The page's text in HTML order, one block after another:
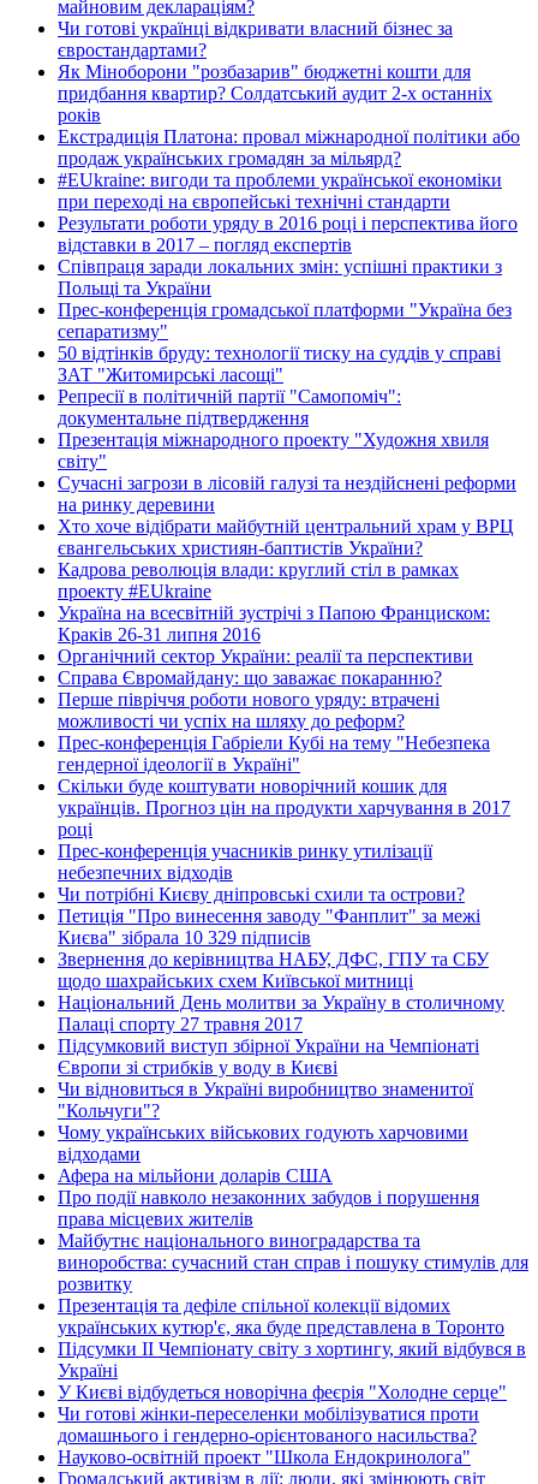
майновим деклараціям?
Чи готові українці відкривати власний бізнес за
євростандартами?
Як Міноборони "розбазарив" бюджетні кошти для
придбання квартир? Солдатський аудит 2-х останніх
років
Екстрадиція Платона: провал міжнародної політики або
продаж українських громадян за мільярд?
#EUkraine: вигоди та проблеми української економіки
при переході на європейські технічні стандарти
Результати роботи уряду в 2016 році і перспектива його
відставки в 2017 – погляд експертів
Співпраця заради локальних змін: успішні практики з
Польщі та України
Прес-конференція громадської платформи "Україна без
сепаратизму"
50 відтінків бруду: технології тиску на суддів у справі
ЗАТ "Житомирські ласощі"
Репресії в політичній партії "Самопоміч":
документальне підтвердження
Презентація міжнародного проекту "Художня хвиля
світу"
Сучасні загрози в лісовій галузі та нездійснені реформи
на ринку деревини
Хто хоче відібрати майбутній центральний храм у ВРЦ
євангельських християн-баптистів України?
Кадрова революція влади: круглий стіл в рамках
проекту #EUkraine
Україна на всесвітній зустрічі з Папою Франциском:
Краків 26-31 липня 2016
Органічний сектор України: реалії та перспективи
Справа Євромайдану: що заважає покаранню?
Перше півріччя роботи нового уряду: втрачені
можливості чи успіх на шляху до реформ?
Прес-конференція Габріели Кубі на тему "Небезпека
гендерної ідеології в Україні"
Скільки буде коштувати новорічний кошик для
українців. Прогноз цін на продукти харчування в 2017
році
Прес-конференція учасників ринку утилізації
небезпечних відходів
Чи потрібні Києву дніпровські схили та острови?
Петиція "Про винесення заводу "Фанплит" за межі
Києва" зібрала 10 329 підписів
Звернення до керівництва НАБУ, ДФС, ГПУ та СБУ
щодо шахрайських схем Київської митниці
Національний День молитви за Україну в столичному
Палаці спорту 27 травня 2017
Підсумковий виступ збірної України на Чемпіонаті
Європи зі стрибків у воду в Києві
Чи відновиться в Україні виробництво знаменитої
"Кольчуги"?
Чому українських військових годують харчовими
відходами
Афера на мільйони доларів США
Про події навколо незаконних забудов і порушення
права місцевих жителів
Майбутнє національного виноградарства та
виноробства: сучасний стан справ і пошуку стимулів для
розвитку
Презентація та дефіле спільної колекції відомих
українських кутюр'є, яка буде представлена в Торонто
Підсумки ІІ Чемпіонату світу з хортингу, який відбувся в
Україні
У Києві відбудеться новорічна феєрія "Холодне серце"
Чи готові жінки-переселенки мобілізуватися проти
домашнього і гендерно-орієнтованого насильства?
Науково-освітній проект "Школа Ендокринолога"
Громадський активізм в дії: люди, які змінюють світ